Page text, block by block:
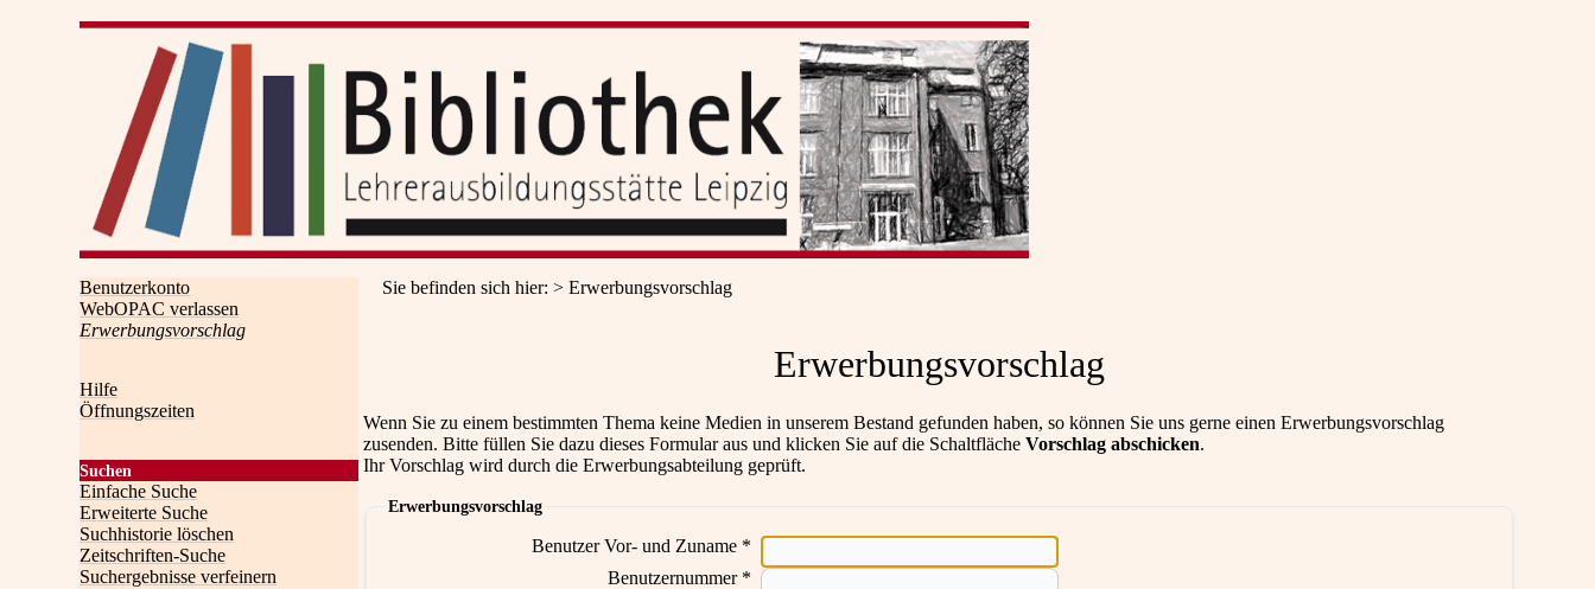
Benutzerkonto
WebOPAC verlassen
Erwerbungsvorschlag
Hilfe
Öffnungszeiten
Suchen
Einfache Suche
Erweiterte Suche
Suchhistorie löschen
Zeitschriften-Suche
Suchergebnisse verfeinern
Sie befinden sich hier: Erwerbungsvorschlag
Erwerbungsvorschlag
Wenn Sie zu einem bestimmten Thema keine Medien in unserem Bestand gefunden haben, so können Sie uns gerne einen Erwerbungsvorschlag
zusenden. Bitte füllen Sie dazu dieses Formular aus und klicken Sie auf die Schaltfläche Vorschlag abschicken.
Ihr Vorschlag wird durch die Erwerbungsabteilung geprüft.
Erwerbungsvorschlag
Benutzer Vor- und Zuname *
Benutzernummer *